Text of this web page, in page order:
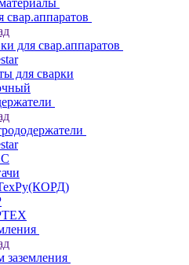
свар.аппаратов
для свар.аппаратов
для сварки
заземления